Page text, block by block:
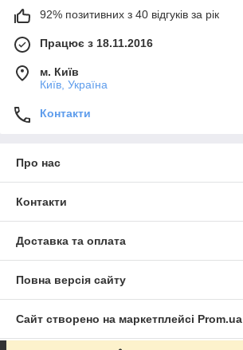
92% позитивних з 40 відгуків за рік
Працює з 18.11.2016
м. Київ
Київ, Україна
Контакти
Про нас
Контакти
Доставка та оплата
Повна версія сайту
Сайт створено на маркетплейсі Prom.ua